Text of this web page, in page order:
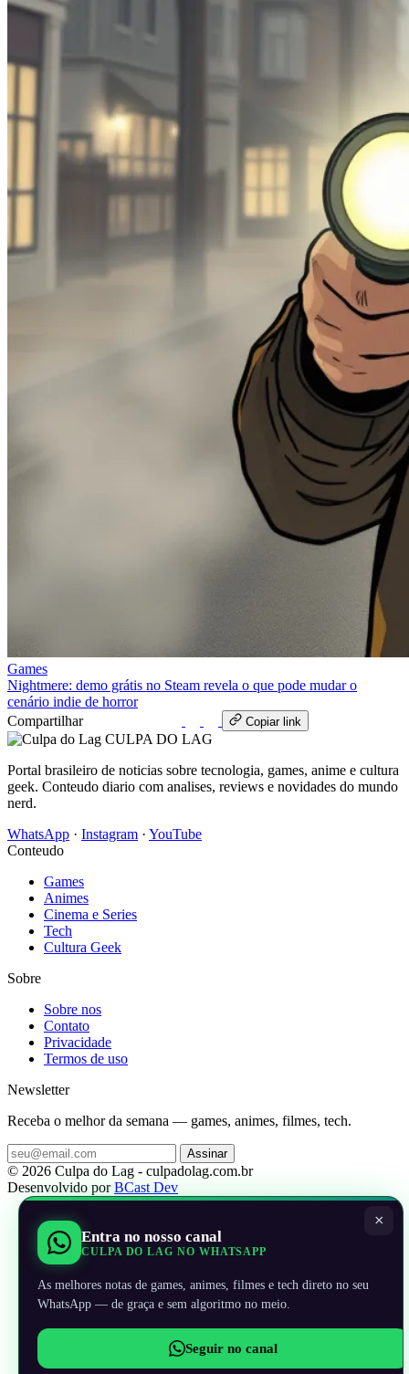
Games
Nightmere: demo grátis no Steam revela o que pode mudar o
cenário indie de horror
Compartilhar
Copiar link
CULPA DO LAG
Portal brasileiro de noticias sobre tecnologia, games, anime e cultura
geek. Conteudo diario com analises, reviews e novidades do mundo
nerd.
WhatsApp · Instagram · YouTube
Conteudo
Games
Animes
Cinema e Series
Tech
Cultura Geek
Sobre
Sobre nos
Contato
Privacidade
Termos de uso
Newsletter
Receba o melhor da semana — games, animes, filmes, tech.
Assinar
© 2026 Culpa do Lag - culpadolag.com.br
Desenvolvido porBCast Dev
×
Entra no nosso canal
CULPA DO LAG NO WHATSAPP
As melhores notas de games, animes, filmes e tech direto no seu
WhatsApp — de graça e sem algoritmo no meio.
Seguir no canal